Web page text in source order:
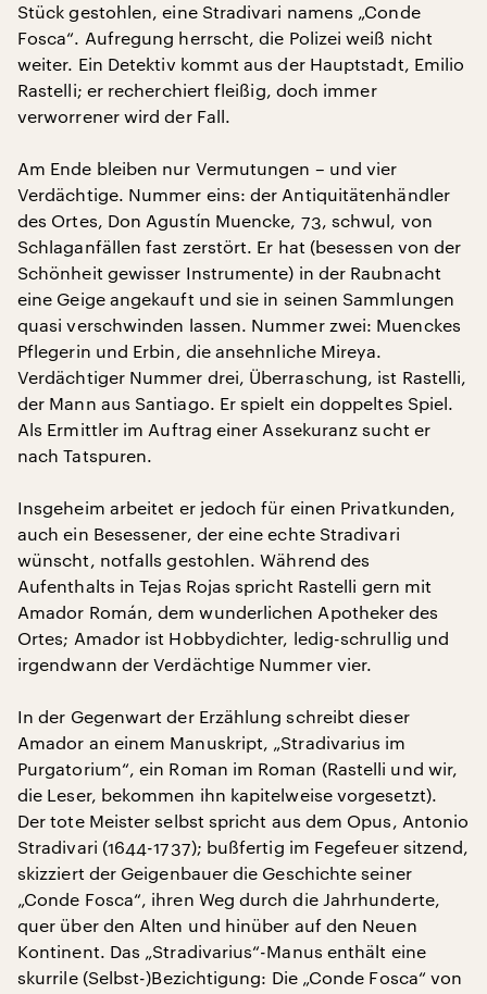
Stück gestohlen, eine Stradivari namens „Conde
Fosca“. Aufregung herrscht, die Polizei weiß nicht
weiter. Ein Detektiv kommt aus der Hauptstadt, Emilio
Rastelli; er recherchiert fleißig, doch immer
verworrener wird der Fall.
Am Ende bleiben nur Vermutungen – und vier
Verdächtige. Nummer eins: der Antiquitätenhändler
des Ortes, Don Agustín Muencke, 73, schwul, von
Schlaganfällen fast zerstört. Er hat (besessen von der
Schönheit gewisser Instrumente) in der Raubnacht
eine Geige angekauft und sie in seinen Sammlungen
quasi verschwinden lassen. Nummer zwei: Muenckes
Pflegerin und Erbin, die ansehnliche Mireya.
Verdächtiger Nummer drei, Überraschung, ist Rastelli,
der Mann aus Santiago. Er spielt ein doppeltes Spiel.
Als Ermittler im Auftrag einer Assekuranz sucht er
nach Tatspuren.
Insgeheim arbeitet er jedoch für einen Privatkunden,
auch ein Besessener, der eine echte Stradivari
wünscht, notfalls gestohlen. Während des
Aufenthalts in Tejas Rojas spricht Rastelli gern mit
Amador Román, dem wunderlichen Apotheker des
Ortes; Amador ist Hobbydichter, ledig-schrullig und
irgendwann der Verdächtige Nummer vier.
In der Gegenwart der Erzählung schreibt dieser
Amador an einem Manuskript, „Stradivarius im
Purgatorium“, ein Roman im Roman (Rastelli und wir,
die Leser, bekommen ihn kapitelweise vorgesetzt).
Der tote Meister selbst spricht aus dem Opus, Antonio
Stradivari (1644-1737); bußfertig im Fegefeuer sitzend,
skizziert der Geigenbauer die Geschichte seiner
„Conde Fosca“, ihren Weg durch die Jahrhunderte,
quer über den Alten und hinüber auf den Neuen
Kontinent. Das „Stradivarius“-Manus enthält eine
skurrile (Selbst-)Bezichtigung: Die „Conde Fosca“ von